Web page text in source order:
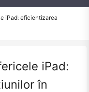
iPad: eficientizarea
iPad:
în